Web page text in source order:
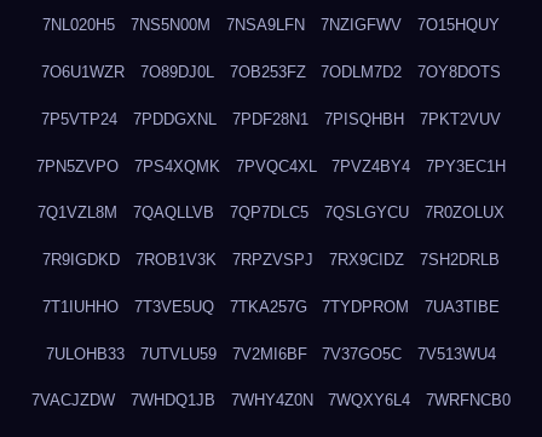
7NL020H5 7NS5N00M 7NSA9LFN 7NZIGFWV 7O15HQUY
7O6U1WZR 7O89DJ0L 7OB253FZ 7ODLM7D2 7OY8DOTS
7P5VTP24 7PDDGXNL 7PDF28N1 7PISQHBH 7PKT2VUV
7PN5ZVPO 7PS4XQMK 7PVQC4XL 7PVZ4BY4 7PY3EC1H
7Q1VZL8M 7QAQLLVB 7QP7DLC5 7QSLGYCU 7R0ZOLUX
7R9IGDKD 7ROB1V3K 7RPZVSPJ 7RX9CIDZ 7SH2DRLB
7T1IUHHO 7T3VE5UQ 7TKA257G 7TYDPROM 7UA3TIBE
7ULOHB33 7UTVLU59 7V2MI6BF 7V37GO5C 7V513WU4
7VACJZDW 7WHDQ1JB 7WHY4Z0N 7WQXY6L4 7WRFNCB0